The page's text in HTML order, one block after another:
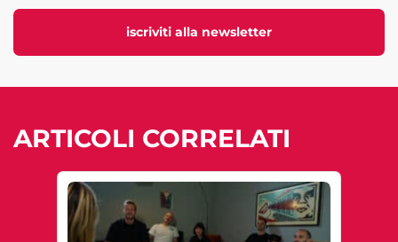
iscriviti alla newsletter
ARTICOLI CORRELATI